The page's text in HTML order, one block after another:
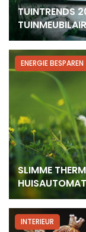
TUINTRENDS
SLIMME
ENERGIE BESPAREN
INTERIEUR